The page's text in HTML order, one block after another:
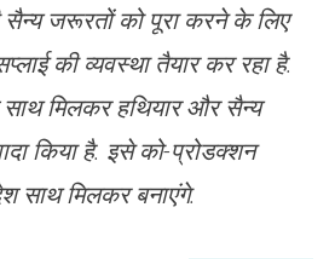
सैन्य जरूरतों को पूरा करने के लिए
की व्यवस्था तैयार कर रहा है.
मिलकर हथियार और सैन्य
किया है. इसे को-प्रोडक्शन
साथ मिलकर बनाएंगे.